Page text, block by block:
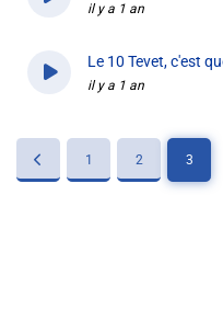
Nice 24
CCAS NICE
Ma Région Sud
il y a 1 an
Le 10 Tevet, c'est
il y a 1 an
1 2 3